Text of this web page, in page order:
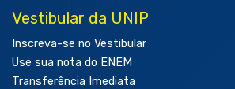
Vestibular da UNIP
Inscreva-se no Vestibular
Use sua nota do ENEM
Transferência Imediata